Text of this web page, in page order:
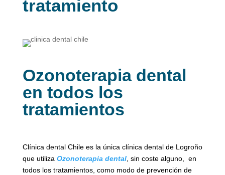
tratamiento
Ozonoterapia dental
en todos los
tratamientos
Clínica dental Chile es la única clínica dental de Logroño
que utiliza Ozonoterapia dental, sin coste alguno, en
todos los tratamientos, como modo de prevención de